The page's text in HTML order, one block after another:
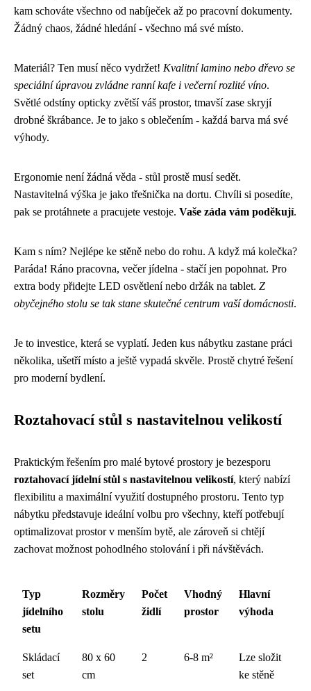
kam schováte všechno od nabíječek až po pracovní dokumenty.
Žádný chaos, žádné hledání - všechno má své místo.
Materiál? Ten musí něco vydržet! Kvalitní lamino nebo dřevo se
speciální úpravou zvládne ranní kafe i večerní rozlité víno.
Světlé odstíny opticky zvětší váš prostor, tmavší zase skryjí
drobné škrábance. Je to jako s oblečením - každá barva má své
výhody.
Ergonomie není žádná věda - stůl prostě musí sedět.
Nastavitelná výška je jako třešnička na dortu. Chvíli si posedíte,
pak se protáhnete a pracujete vestoje. Vaše záda vám poděkují.
Kam s ním? Nejlépe ke stěně nebo do rohu. A když má kolečka?
Paráda! Ráno pracovna, večer jídelna - stačí jen popohnat. Pro
extra body přidejte LED osvětlení nebo držák na tablet. Z
obyčejného stolu se tak stane skutečné centrum vaší domácnosti.
Je to investice, která se vyplatí. Jeden kus nábytku zastane práci
několika, ušetří místo a ještě vypadá skvěle. Prostě chytré řešení
pro moderní bydlení.
Roztahovací stůl s nastavitelnou velikostí
Praktickým řešením pro malé bytové prostory je bezesporu
roztahovací jídelní stůl s nastavitelnou velikostí, který nabízí
flexibilitu a maximální využití dostupného prostoru. Tento typ
nábytku představuje ideální volbu pro všechny, kteří potřebují
optimalizovat prostor v menším bytě, ale zároveň si chtějí
zachovat možnost pohodlného stolování i při návštěvách.
Typ
jídelního
setu
Rozměry
stolu
Počet
židlí
Vhodný
prostor
Hlavní
výhoda
Skládací
set
80 x 60
cm
2 6-8 m²
Lze složit
ke stěně